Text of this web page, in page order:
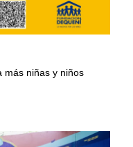
más niñas y niños